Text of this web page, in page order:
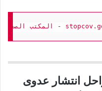
- المكتب
انتشار عدوى